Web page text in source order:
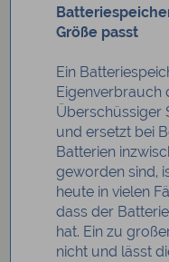
Größe passt
Ein
Eigenverbrauch
Überschüssiger
und ersetzt bei
Batterien
geworden sind,
heute in vielen
dass der
hat. Ein zu
nicht und lässt